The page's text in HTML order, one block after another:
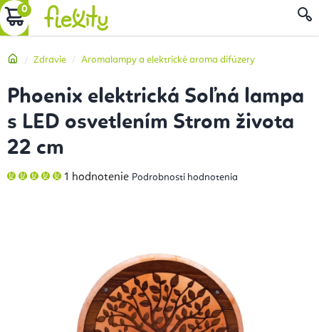
Prejsť
na
NÁKUPNÝ
Domov
Zdravie Aromalampy a elektrické aroma difúzery
Phoenix elektrická Soľná lampa
s LED osvetlením Strom života
22 cm
Priemerné
hodnotenie
1 hodnotenie Podrobnosti hodnotenia